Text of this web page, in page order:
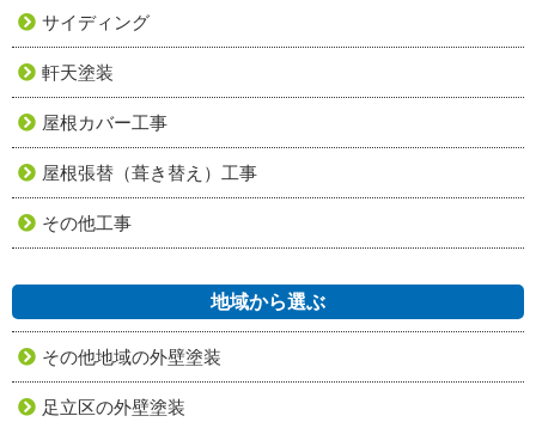
サイディング
軒天塗装
屋根カバー工事
屋根張替（葺き替え）工事
その他工事
地域から選ぶ
その他地域の外壁塗装
足立区の外壁塗装